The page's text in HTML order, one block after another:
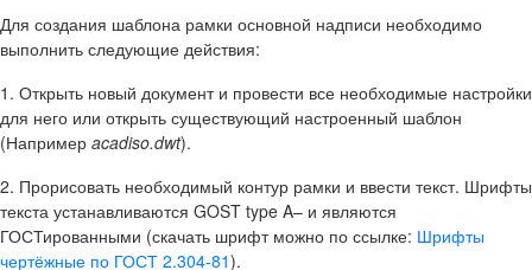
Для создания шаблона рамки основной надписи необходимо
выполнить следующие действия:
1. Открыть новый документ и провести все необходимые настройки
для него или открыть существующий настроенный шаблон
(Например acadiso.dwt).
2. Прорисовать необходимый контур рамки и ввести текст. Шрифты
текста устанавливаются GOST type A– и являются
ГОСТированными (скачать шрифт можно по ссылке: Шрифты
чертёжные по ГОСТ 2.304-81).